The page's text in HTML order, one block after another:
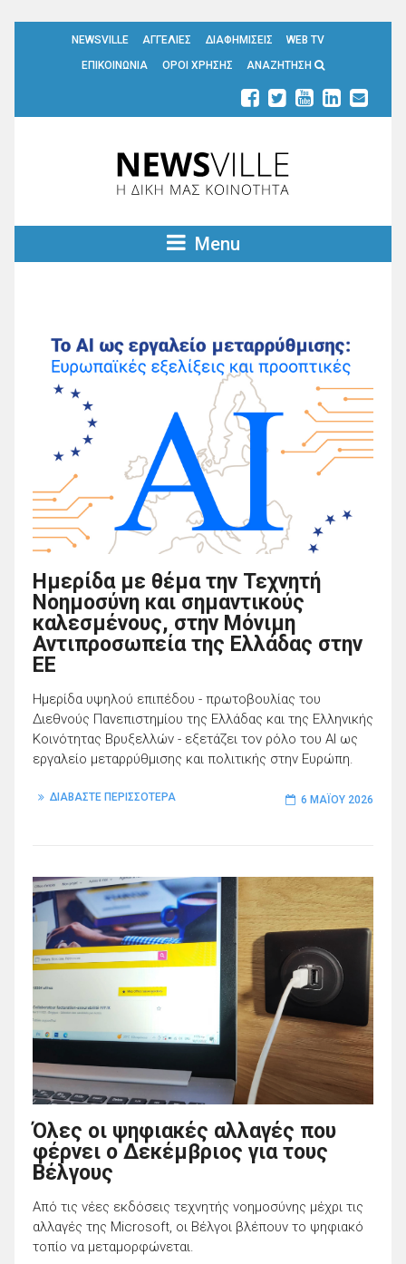
NEWSVILLE ΑΓΓΕΛΙΕΣ ΔΙΑΦΗΜΙΣΕΙΣ
WEB TV
ΕΠΙΚΟΙΝΩΝΙΑ
ΟΡΟΙ ΧΡΗΣΗΣ ΑΝΑΖΗΤΗΣΗ
Menu
Ημερίδα με θέμα την Τεχνητή
Νοημοσύνη και σημαντικούς
καλεσμένους, στην Μόνιμη
Αντιπροσωπεία της Ελλάδας στην
ΕΕ
Ημερίδα υψηλού επιπέδου - πρωτοβουλίας του
Διεθνούς Πανεπιστημίου της Ελλάδας και της Ελληνικής
Κοινότητας Βρυξελλών - εξετάζει τον ρόλο του AI ως
εργαλείο μεταρρύθμισης και πολιτικής στην Ευρώπη.
ΔΙΑΒΑΣΤΕ ΠΕΡΙΣΣΟΤΕΡΑ 6 ΜΑΪ́ΟΥ 2026
Όλες οι ψηφιακές αλλαγές που
φέρνει ο Δεκέμβριος για τους
Βέλγους
Από τις νέες εκδόσεις τεχνητής νοημοσύνης μέχρι τις
αλλαγές της Microsoft, οι Βέλγοι βλέπουν το ψηφιακό
τοπίο να μεταμορφώνεται.